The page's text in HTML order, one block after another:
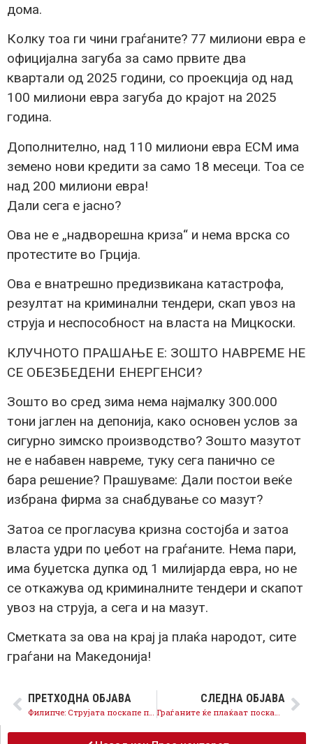
дома.
Колку тоа ги чини граѓаните? 77 милиони евра е
официјална загуба за само првите два
квартали од 2025 години, со проекција од над
100 милиони евра загуба до крајот на 2025
година.
Дополнително, над 110 милиони евра ЕСМ има
земено нови кредити за само 18 месеци. Тоа се
над 200 милиони евра!
Дали сега е јасно?
Ова не е „надворешна криза“ и нема врска со
протестите во Грција.
Ова е внатрешно предизвикана катастрофа,
резултат на криминални тендери, скап увоз на
струја и неспособност на власта на Мицкоски.
КЛУЧНОТО ПРАШАЊЕ Е: ЗОШТО НАВРЕМЕ НЕ
СЕ ОБЕЗБЕДЕНИ ЕНЕРГЕНСИ?
Зошто во сред зима нема најмалку 300.000
тони јаглен на депонија, како основен услов за
сигурно зимско производство? Зошто мазутот
не е набавен навреме, туку сега панично се
бара решение? Прашуваме: Дали постои веќе
избрана фирма за снабдување со мазут?
Затоа се прогласува кризна состојба и затоа
власта удри по џебот на граѓаните. Нема пари,
има буџетска дупка од 1 милијарда евра, но не
се откажува од криминалните тендери и скапот
увоз на струја, а сега и на мазут.
Сметката за ова на крај ја плаќа народот, сите
граѓани на Македонија!
ПРЕТХОДНА ОБЈАВА
Филипче: Струјата поскапе поради катастрофалното менаџирање на ВМРО-ДПМНЕ
СЛЕДНА ОБЈАВА
Граѓаните ќе плаќаат поскапа струја поради криминалните тендери на ДПМНЕ